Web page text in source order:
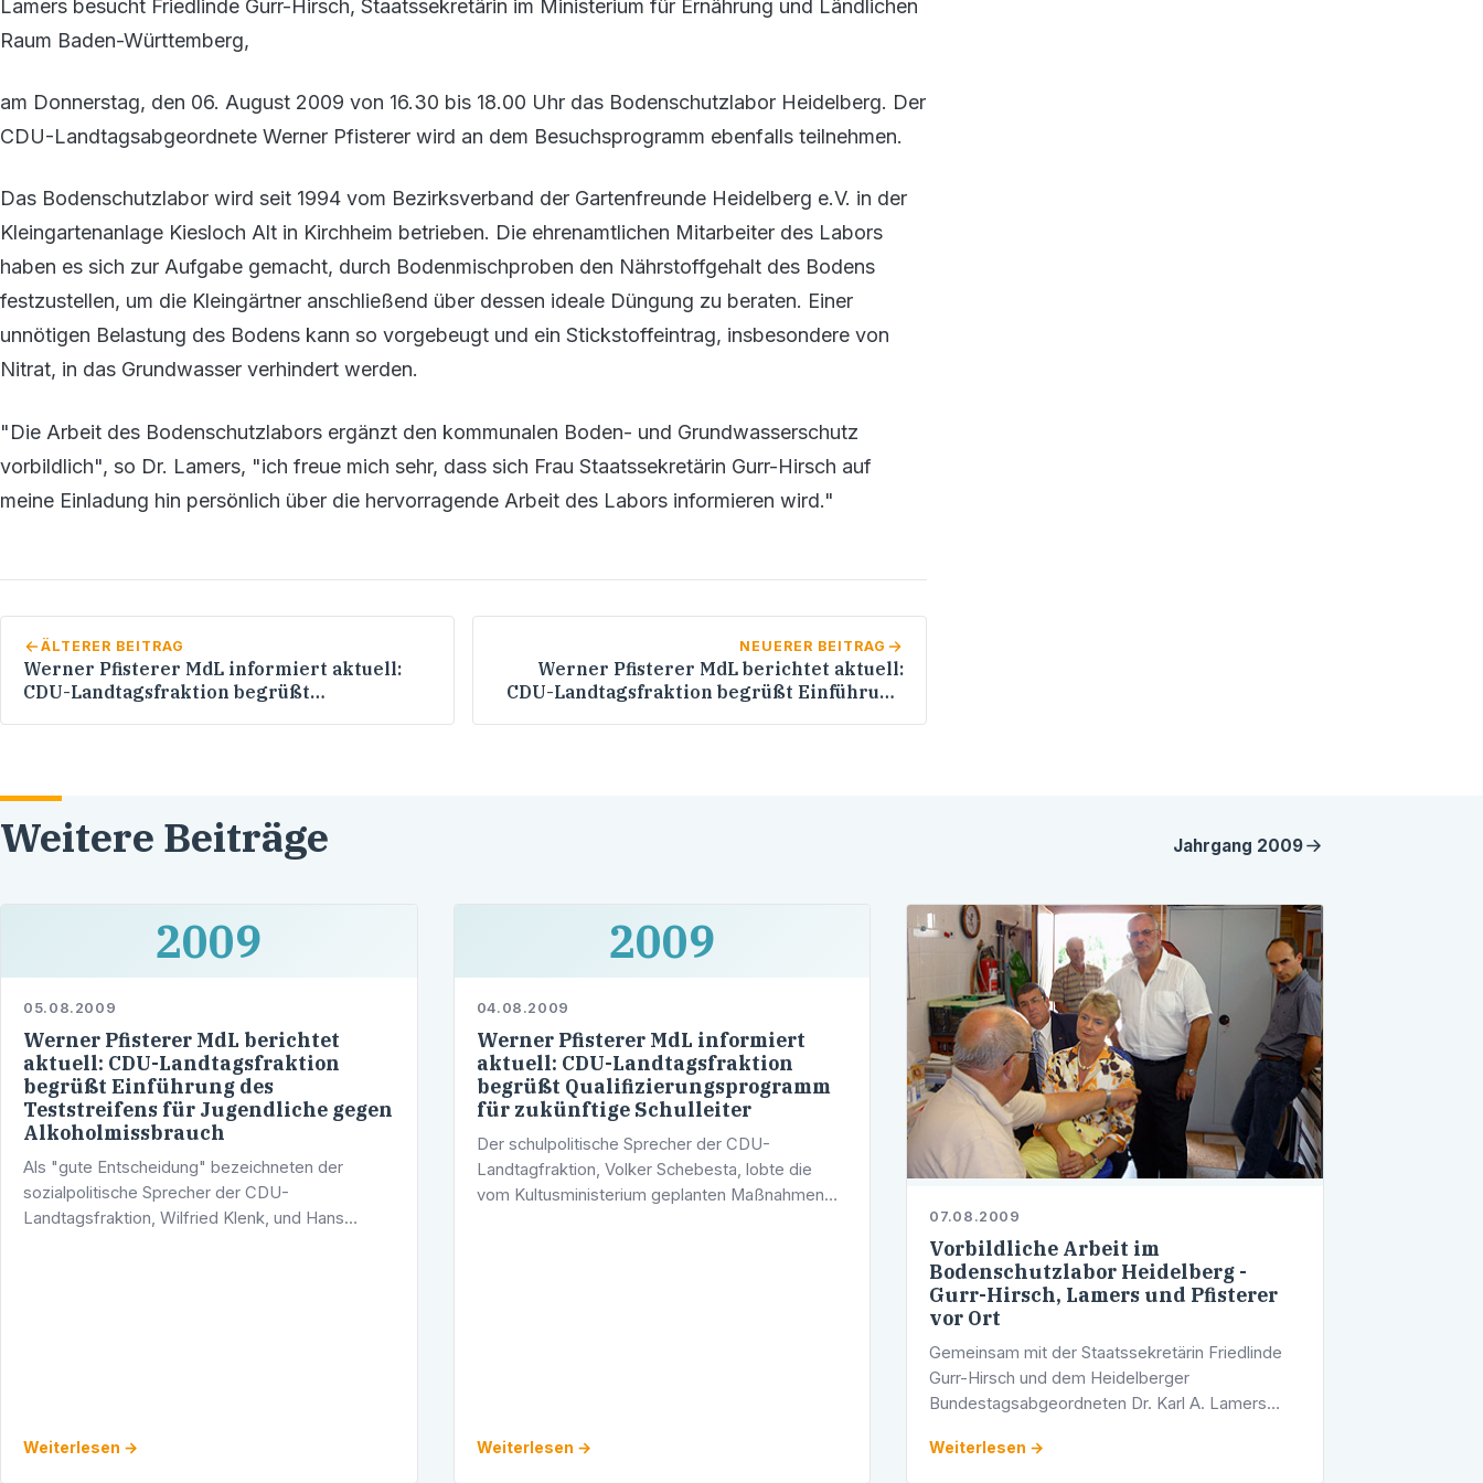
Lamers besucht Friedlinde Gurr-Hirsch, Staatssekretärin im Ministerium für Ernährung und Ländlichen
Raum Baden-Württemberg,
am Donnerstag, den 06. August 2009 von 16.30 bis 18.00 Uhr das Bodenschutzlabor Heidelberg. Der
CDU-Landtagsabgeordnete Werner Pfisterer wird an dem Besuchsprogramm ebenfalls teilnehmen.
Das Bodenschutzlabor wird seit 1994 vom Bezirksverband der Gartenfreunde Heidelberg e.V. in der
Kleingartenanlage Kiesloch Alt in Kirchheim betrieben. Die ehrenamtlichen Mitarbeiter des Labors
haben es sich zur Aufgabe gemacht, durch Bodenmischproben den Nährstoffgehalt des Bodens
festzustellen, um die Kleingärtner anschließend über dessen ideale Düngung zu beraten. Einer
unnötigen Belastung des Bodens kann so vorgebeugt und ein Stickstoffeintrag, insbesondere von
Nitrat, in das Grundwasser verhindert werden.
"Die Arbeit des Bodenschutzlabors ergänzt den kommunalen Boden- und Grundwasserschutz
vorbildlich", so Dr. Lamers, "ich freue mich sehr, dass sich Frau Staatssekretärin Gurr-Hirsch auf
meine Einladung hin persönlich über die hervorragende Arbeit des Labors informieren wird."
ÄLTERER BEITRAG
Werner Pfisterer MdL informiert aktuell:
CDU-Landtagsfraktion begrüßt
NEUERER BEITRAG
Werner Pfisterer MdL berichtet aktuell:
CDU-Landtagsfraktion begrüßt Einführung
Weitere Beiträge Jahrgang 2009
2009
05.08.2009
Werner Pfisterer MdL berichtet
aktuell: CDU-Landtagsfraktion
begrüßt Einführung des
Teststreifens für Jugendliche gegen
Alkoholmissbrauch
Als "gute Entscheidung" bezeichneten der
sozialpolitische Sprecher der CDU-
Landtagsfraktion, Wilfried Klenk, und Hans
Weiterlesen →
2009
04.08.2009
Werner Pfisterer MdL informiert
aktuell: CDU-Landtagsfraktion
begrüßt Qualifizierungsprogramm
für zukünftige Schulleiter
Der schulpolitische Sprecher der CDU-
Landtagfraktion, Volker Schebesta, lobte die
vom Kultusministerium geplanten Maßnahmen
Weiterlesen →
07.08.2009
Vorbildliche Arbeit im
Bodenschutzlabor Heidelberg -
Gurr-Hirsch, Lamers und Pfisterer
vor Ort
Gemeinsam mit der Staatssekretärin Friedlinde
Gurr-Hirsch und dem Heidelberger
Bundestagsabgeordneten Dr. Karl A. Lamers
Donnerstag, 6. August 2009 das
Weiterlesen →